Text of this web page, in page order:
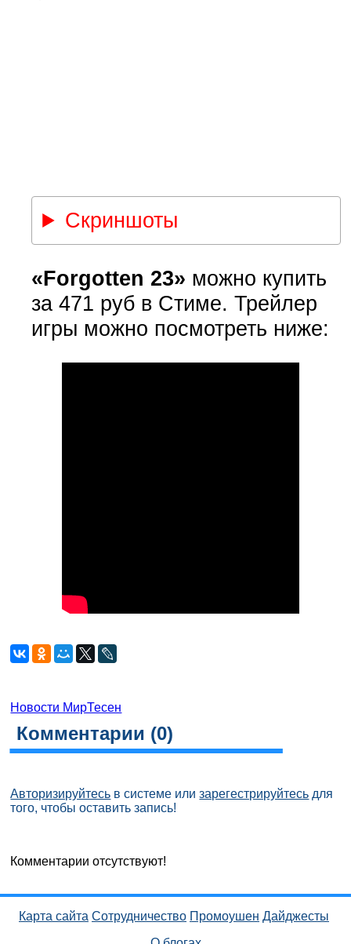
Скриншоты
«Forgotten 23» можно купить
за 471 руб в Стиме. Трейлер
игры можно посмотреть ниже:
Новости МирТесен
Комментарии (0)
Авторизируйтесь в системе илизарегестрируйтесь для
того, чтобы оставить запись!
Комментарии отсутствуют!
Карта сайта Сотрудничество Промоушен Дайджесты